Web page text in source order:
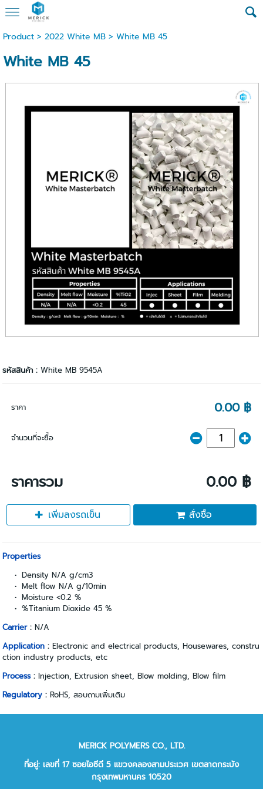
Product> 2022 White MB> White MB 45
White MB 45
รหัสสินค้า :White MB 9545A
ราคา 0.00 ฿
จำนวนที่จะซื้อ
ราคารวม 0.00 ฿
เพิ่มลงรถเข็น สั่งซื้อ
Properties
Density N/A g/cm3
Melt flow N/A g/10min
Moisture <0.2 %
%Titanium Dioxide 45 %
Carrier:N/A
Application :Electronic and electrical products, Housewares, constru
ction industry products, etc
Process:Injection, Extrusion sheet, Blow molding, Blow film
Regulatory :RoHS, สอบถามเพิ่มเติม
MERICK POLYMERS CO., LTD.
ที่อยู่: เลขที่ 17 ซอยไอซีดี 5 แขวงคลองสามประเวศ เขตลาดกระบัง
กรุงเทพมหานคร 10520